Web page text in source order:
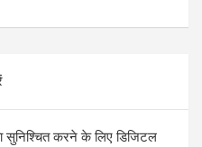
करने के लिए डिजिटल